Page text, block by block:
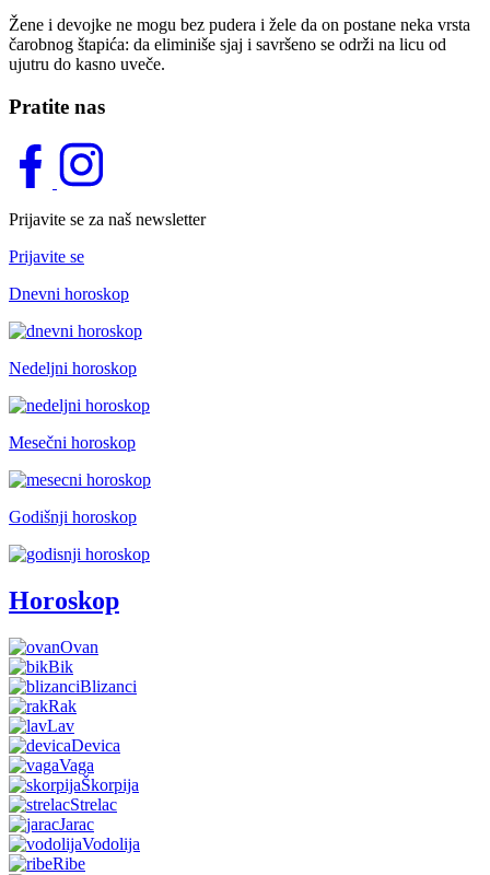
Žene i devojke ne mogu bez pudera i žele da on postane neka vrsta
čarobnog štapića: da eliminiše sjaj i savršeno se održi na licu od
ujutru do kasno uveče.
Pratite nas
Prijavite se za naš newsletter
Prijavite se
Dnevni horoskop
Nedeljni horoskop
Mesečni horoskop
Godišnji horoskop
Horoskop
Ovan
Bik
Blizanci
Rak
Lav
Devica
Vaga
Škorpija
Strelac
Jarac
Vodolija
Ribe